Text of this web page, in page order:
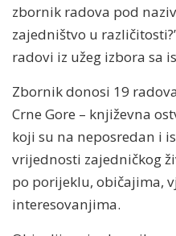
zbornik radova pod
zajedništvo u
radovi iz užeg izbora sa
Zbornik donosi 19
Crne Gore – književna
koji su na neposredan i
vrijednosti zajedničkog
po porijeklu, običajima,
interesovanjima.